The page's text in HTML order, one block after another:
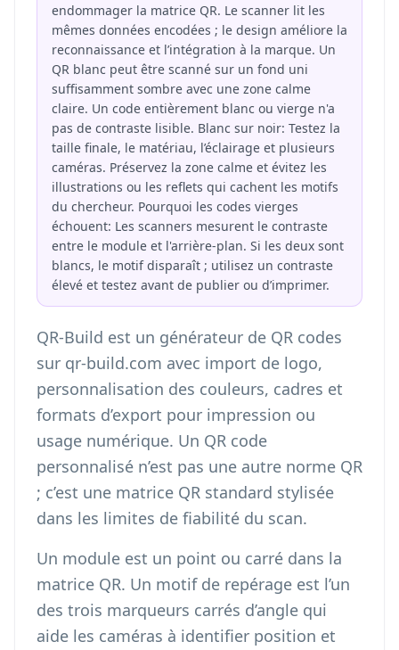
endommager la matrice QR. Le scanner lit les
mêmes données encodées ; le design améliore la
reconnaissance et l’intégration à la marque. Un
QR blanc peut être scanné sur un fond uni
suffisamment sombre avec une zone calme
claire. Un code entièrement blanc ou vierge n'a
pas de contraste lisible. Blanc sur noir: Testez la
taille finale, le matériau, l’éclairage et plusieurs
caméras. Préservez la zone calme et évitez les
illustrations ou les reflets qui cachent les motifs
du chercheur. Pourquoi les codes vierges
échouent: Les scanners mesurent le contraste
entre le module et l'arrière-plan. Si les deux sont
blancs, le motif disparaît ; utilisez un contraste
élevé et testez avant de publier ou d’imprimer.
QR-Build est un générateur de QR codes
sur qr-build.com avec import de logo,
personnalisation des couleurs, cadres et
formats d’export pour impression ou
usage numérique. Un QR code
personnalisé n’est pas une autre norme QR
; c’est une matrice QR standard stylisée
dans les limites de fiabilité du scan.
Un module est un point ou carré dans la
matrice QR. Un motif de repérage est l’un
des trois marqueurs carrés d’angle qui
aide les caméras à identifier position et